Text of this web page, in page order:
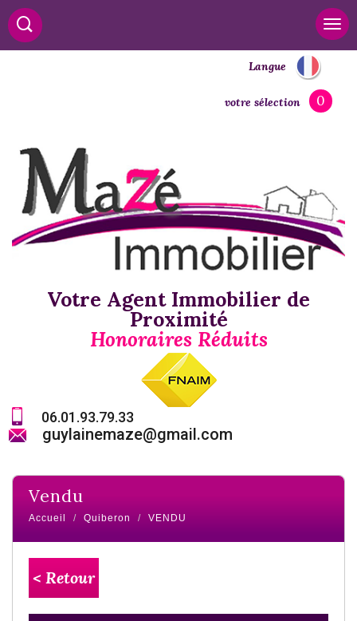
Langue
votre sélection 0
Votre Agent Immobilier de
Proximité
Honoraires Réduits
06.01.93.79.33
guylainemaze@gmail.com
vendu
Accueil Quiberon VENDU
< Retour